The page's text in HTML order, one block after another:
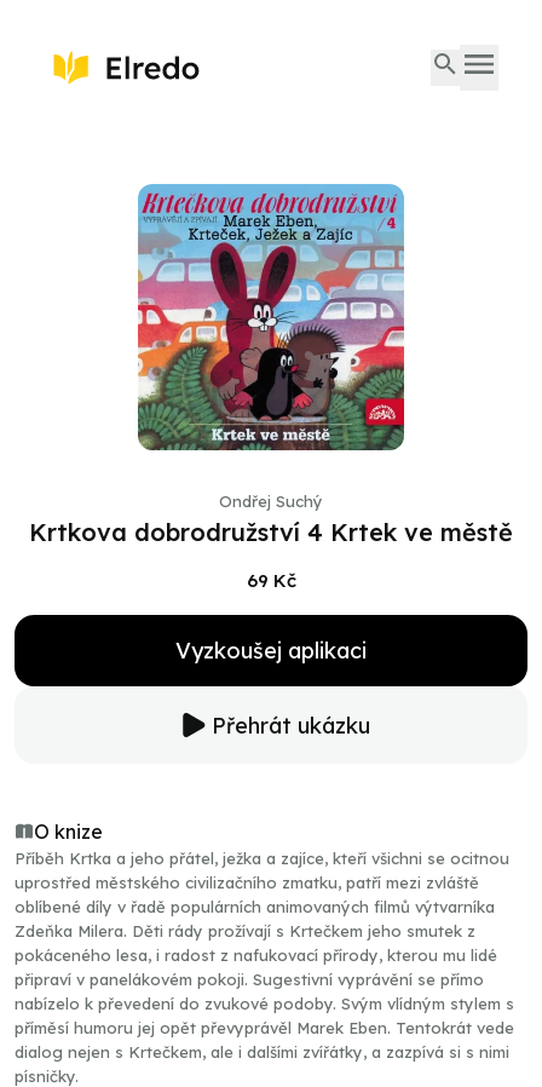
Ondřej Suchý
Krtkova dobrodružství 4 Krtek ve městě
69 Kč
Vyzkoušej aplikaci
Přehrát ukázku
O knize
Příběh Krtka a jeho přátel, ježka a zajíce, kteří všichni se ocitnou
uprostřed městského civilizačního zmatku, patří mezi zvláště
oblíbené díly v řadě populárních animovaných filmů výtvarníka
Zdeňka Milera. Děti rády prožívají s Krtečkem jeho smutek z
pokáceného lesa, i radost z nafukovací přírody, kterou mu lidé
připraví v panelákovém pokoji. Sugestivní vyprávění se přímo
nabízelo k převedení do zvukové podoby. Svým vlídným stylem s
příměsí humoru jej opět převyprávěl Marek Eben. Tentokrát vede
dialog nejen s Krtečkem, ale i dalšími zvířátky, a zazpívá si s nimi
písničky.